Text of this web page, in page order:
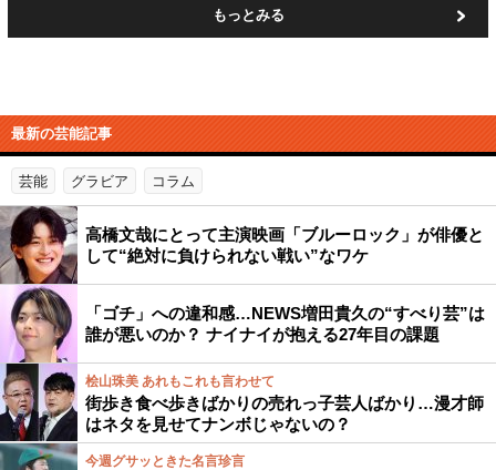
もっとみる
最新の芸能記事
芸能 グラビア コラム
高橋文哉にとって主演映画「ブルーロック」が俳優と
して“絶対に負けられない戦い”なワケ
「ゴチ」への違和感…NEWS増田貴久の“すべり芸”は
誰が悪いのか？ ナイナイが抱える27年目の課題
桧山珠美 あれもこれも言わせて
街歩き食べ歩きばかりの売れっ子芸人ばかり…漫才師
はネタを見せてナンボじゃないの？
今週グサッときた名言珍言